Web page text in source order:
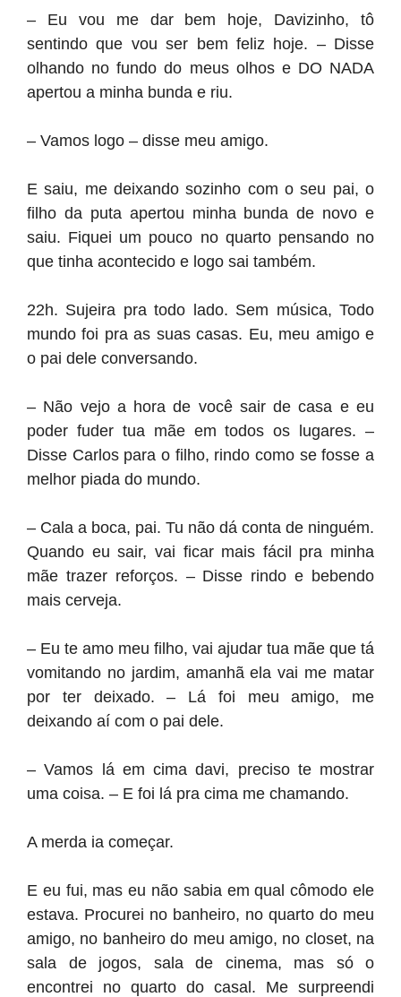
– Eu vou me dar bem hoje, Davizinho, tô
sentindo que vou ser bem feliz hoje. – Disse
olhando no fundo do meus olhos e DO NADA
apertou a minha bunda e riu.
– Vamos logo – disse meu amigo.
E saiu, me deixando sozinho com o seu pai, o
filho da puta apertou minha bunda de novo e
saiu. Fiquei um pouco no quarto pensando no
que tinha acontecido e logo sai também.
22h. Sujeira pra todo lado. Sem música, Todo
mundo foi pra as suas casas. Eu, meu amigo e
o pai dele conversando.
– Não vejo a hora de você sair de casa e eu
poder fuder tua mãe em todos os lugares. –
Disse Carlos para o filho, rindo como se fosse a
melhor piada do mundo.
– Cala a boca, pai. Tu não dá conta de ninguém.
Quando eu sair, vai ficar mais fácil pra minha
mãe trazer reforços. – Disse rindo e bebendo
mais cerveja.
– Eu te amo meu filho, vai ajudar tua mãe que tá
vomitando no jardim, amanhã ela vai me matar
por ter deixado. – Lá foi meu amigo, me
deixando aí com o pai dele.
– Vamos lá em cima davi, preciso te mostrar
uma coisa. – E foi lá pra cima me chamando.
A merda ia começar.
E eu fui, mas eu não sabia em qual cômodo ele
estava. Procurei no banheiro, no quarto do meu
amigo, no banheiro do meu amigo, no closet, na
sala de jogos, sala de cinema, mas só o
encontrei no quarto do casal. Me surpreendi